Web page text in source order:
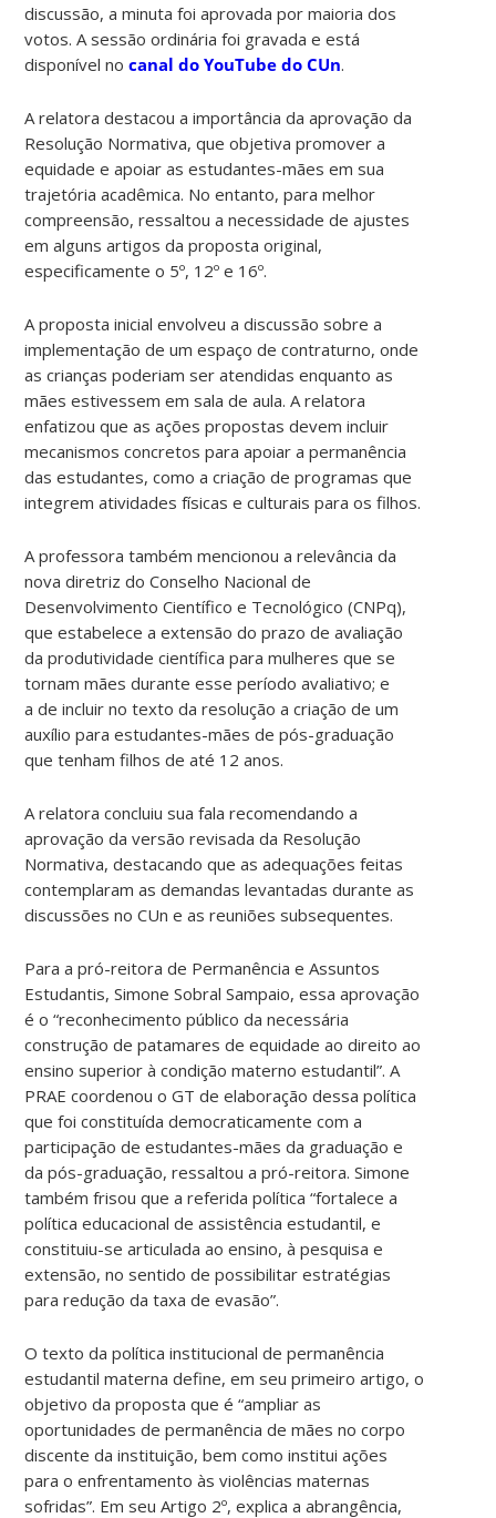
discussão, a minuta foi aprovada por maioria dos
votos. A sessão ordinária foi gravada e está
disponível nocanal do YouTube do CUn.
A relatora destacou a importância da aprovação da
Resolução Normativa, que objetiva promover a
equidade e apoiar as estudantes-mães em sua
trajetória acadêmica. No entanto, para melhor
compreensão, ressaltou a necessidade de ajustes
em alguns artigos da proposta original,
especificamente o 5º, 12º e 16º.
A proposta inicial envolveu a discussão sobre a
implementação de um espaço de contraturno, onde
as crianças poderiam ser atendidas enquanto as
mães estivessem em sala de aula. A relatora
enfatizou que as ações propostas devem incluir
mecanismos concretos para apoiar a permanência
das estudantes, como a criação de programas que
integrem atividades físicas e culturais para os filhos.
A professora também mencionou a relevância da
nova diretriz do Conselho Nacional de
Desenvolvimento Científico e Tecnológico (CNPq),
que estabelece a extensão do prazo de avaliação
da produtividade científica para mulheres que se
tornam mães durante esse período avaliativo; e
a de incluir no texto da resolução a criação de um
auxílio para estudantes-mães de pós-graduação
que tenham filhos de até 12 anos.
A relatora concluiu sua fala recomendando a
aprovação da versão revisada da Resolução
Normativa, destacando que as adequações feitas
contemplaram as demandas levantadas durante as
discussões no CUn e as reuniões subsequentes.
Para a pró-reitora de Permanência e Assuntos
Estudantis, Simone Sobral Sampaio, essa aprovação
é o “reconhecimento público da necessária
construção de patamares de equidade ao direito ao
ensino superior à condição materno estudantil”. A
PRAE coordenou o GT de elaboração dessa política
que foi constituída democraticamente com a
participação de estudantes-mães da graduação e
da pós-graduação, ressaltou a pró-reitora. Simone
também frisou que a referida política “fortalece a
política educacional de assistência estudantil, e
constituiu-se articulada ao ensino, à pesquisa e
extensão, no sentido de possibilitar estratégias
para redução da taxa de evasão”.
O texto da política institucional de permanência
estudantil materna define, em seu primeiro artigo, o
objetivo da proposta que é “ampliar as
oportunidades de permanência de mães no corpo
discente da instituição, bem como institui ações
para o enfrentamento às violências maternas
sofridas”. Em seu Artigo 2º, explica a abrangência,